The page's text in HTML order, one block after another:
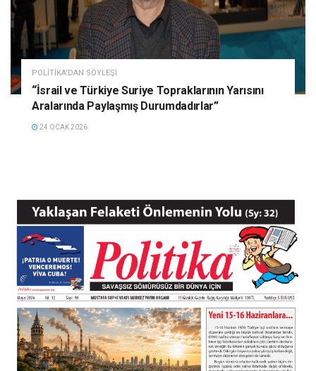
POLITIKA'DAN SÖYLEŞI
“İsrail ve Türkiye Suriye Topraklarının Yarısını
Aralarında Paylaşmış Durumdadırlar”
24 OCAK 2026